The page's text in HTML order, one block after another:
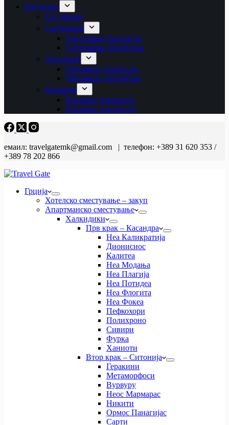
Патувања
City Breaks
Септември
Септември Авионски
Септември Автобуски
Октомври
Октомври Авионски
Октомври Автобуски
Ноември
Ноември Авионски
Ноември Автобуски
емаил: travelgatemk@gmail.com | телефон: +389 31 620 353 /
+389 78 202 866
Грција
Хотелско сместување – закуп
Апартманско сместување
Халкидики
Прв крак – Касандра
Неа Каликратија
Дионисиос
Калитеа
Неа Модања
Неа Плагија
Неа Потидеа
Неа Флогита
Неа Фокеа
Пефкохори
Полихроно
Сивири
Фурка
Ханиоти
Втор крак – Ситонија
Геракини
Метаморфоси
Вурвуру
Неос Мармарас
Никити
Ормос Панагијас
Сарти